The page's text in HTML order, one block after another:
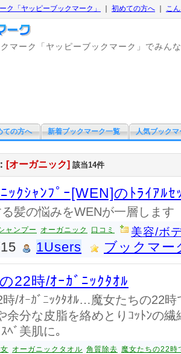
ク「ヤッピーブックマーク」 初めての方へ
こ
マーク「ヤッピーブックマーク」でみん
ての方へ 新着ブックマーク一覧 人気ブックマ
[オーガニック] 該当14件
ｯｸｼｬﾝﾌﾟｰ[WEN]のﾄﾗｲｱﾙｾ
髪の悩みをWENが一層します
ャンプー オーガニック 口コミ 美容/ボ
1Users ブックマー
22時/ｵｰｶﾞﾆｯｸﾀｵﾙ
/ｵｰｶﾞﾆｯｸﾀｵﾙ…魔女たちの22時
余分な皮脂を絡めとりｺｯﾄﾝの繊
ﾍﾞ美肌に｡
オーガニックタオル 角質除去 魔女たちの22時